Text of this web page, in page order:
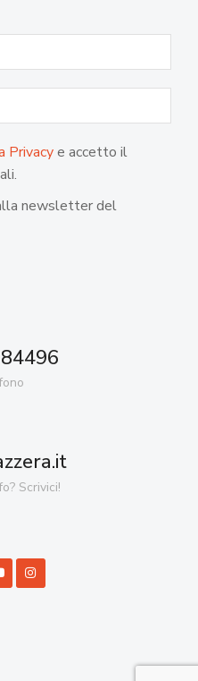
Privacye accetto il
newsletter del
Scrivici!